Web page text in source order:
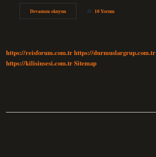
Devamını okuyunUzun
Atlama
10 Yorum
https://reisforum.com.trhttps://durmuslargrup.com.tr
https://kilisinsesi.com.trSitemap